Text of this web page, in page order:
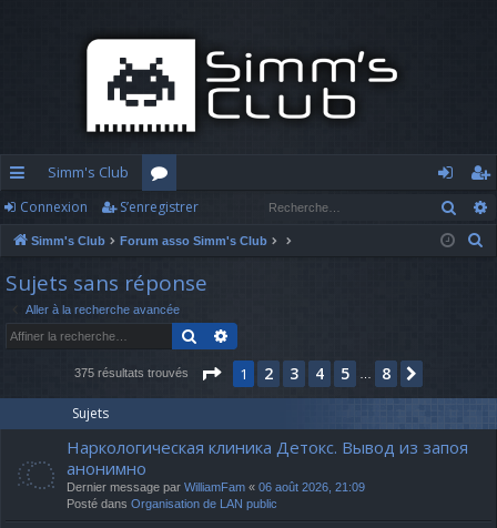
cc
ès
ra
Simm's Club
or
u
m
s
o
n
’e
nr
Connexion S’enregistrer
Simm's Club Forum asso Simm's Club
Sujets sans réponse
Aller à la recherche avancée
Rechercher
375 résultats trouvés Page 1 sur
1 2 3 4 5 8
Sujets
Наркологическая клиника Детокс. Вывод из запоя
анонимно
Dernier message par WilliamFam « 06 août 2026, 21:09
Posté dans Organisation de LAN public